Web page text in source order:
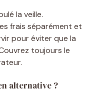
la veille.
frais séparément et
pour éviter que la
toujours le
alternative ?